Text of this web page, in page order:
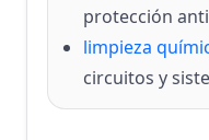
protección
limpieza
circuitos y